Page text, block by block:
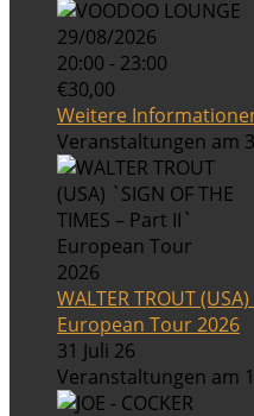
29/08/2026
20:00 - 23:00
€30,00
Weitere
Veranstaltungen am
WALTER TROUT
European Tour 2026
31 Juli 26
Veranstaltungen am